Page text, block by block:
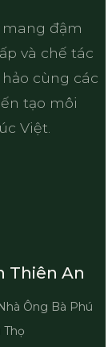
mang đậm
và chế tác
cùng các
tạo môi
Việt.
Thiên An
Nhà Ông Bà Phú
Thọ